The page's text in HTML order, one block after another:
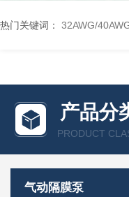
热门关键词： 32AWG/
产品分
PRODUCT
气动隔膜泵